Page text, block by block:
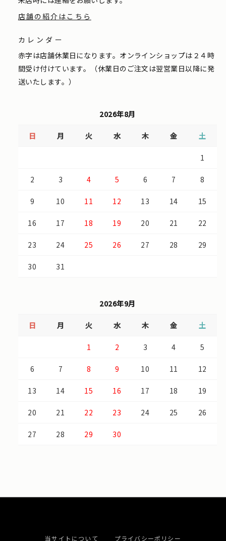
店舗の紹介はこちら
カレンダー
赤字は店舗休業日になります。オンラインショップは２４時
間受け付けています。（休業日のご注文は翌営業日以降に発
送いたします。）
2026年8月
日 月 火 水 木 金 土
1
2 3 4 5 6 7 8
9 10 11 12 13 14 15
16 17 18 19 20 21 22
23 24 25 26 27 28 29
30 31
2026年9月
日 月 火 水 木 金 土
1 2 3 4 5
6 7 8 9 10 11 12
13 14 15 16 17 18 19
20 21 22 23 24 25 26
27 28 29 30
当サイトについて プライバシーポリシー